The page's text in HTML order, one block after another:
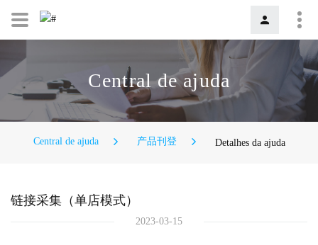
Central de ajuda
Central de ajuda 产品刊登 Detalhes da ajuda
链接采集（单店模式）
2023-03-15